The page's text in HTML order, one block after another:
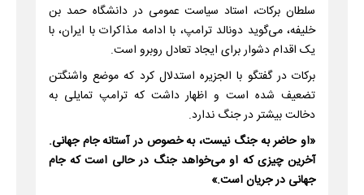
سلطان برکات، استاد سیاست عمومی در دانشگاه حمد بن
خلیفه، می‌گوید دونالد ترامپ، با ادامه مذاکرات با ایران، با
یک اقدام دشوار برای ایجاد تعادل روبرو است.
برکات در گفتگو با الجزیره استدلال کرد که موضع واشنگتن
تضعیف شده است و اظهار داشت که ترامپ تمایلی به
دخالت بیشتر در جنگ ندارد.
«او حاضر به جنگ نیست، به خصوص در آستانه جام جهانی.
آخرین چیزی که او می‌خواهد جنگ در حالی است که جام
جهانی در جریان است.»